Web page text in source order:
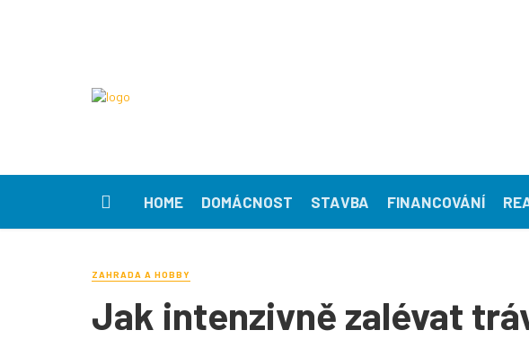
HOME DOMÁCNOST STAVBA FINANCOVÁNÍ
ZAHRADA A HOBBY
Jak intenzivně zalévat